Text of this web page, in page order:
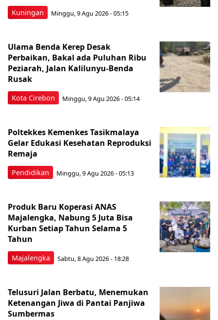
Kuningan Minggu, 9 Agu 2026 - 05:15
Kota Cirebon
Ulama Benda Kerep Desak
Perbaikan, Bakal ada Puluhan Ribu
Peziarah, Jalan Kalilunyu-Benda
Rusak
Minggu, 9 Agu 2026 - 05:14
Pendidikan
Poltekkes Kemenkes Tasikmalaya
Gelar Edukasi Kesehatan Reproduksi
Remaja
Minggu, 9 Agu 2026 - 05:13
Majalengka
Produk Baru Koperasi ANAS
Majalengka, Nabung 5 Juta Bisa
Kurban Setiap Tahun Selama 5
Tahun
Sabtu, 8 Agu 2026 - 18:28
Telusuri Jalan Berbatu, Menemukan
Ketenangan Jiwa di Pantai Panjiwa
Sumbermas